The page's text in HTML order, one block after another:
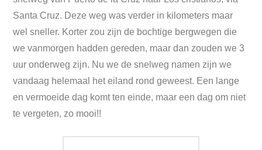
Santa Cruz. Deze weg was verder in kilometers maar
wel sneller. Korter zou zijn de bochtige bergwegen die
we vanmorgen hadden gereden, maar dan zouden we 3
uur onderweg zijn. Nu we de snelweg namen zijn we
vandaag helemaal het eiland rond geweest. Een lange
en vermoeide dag komt ten einde, maar een dag om niet
te vergeten, zo mooi!!